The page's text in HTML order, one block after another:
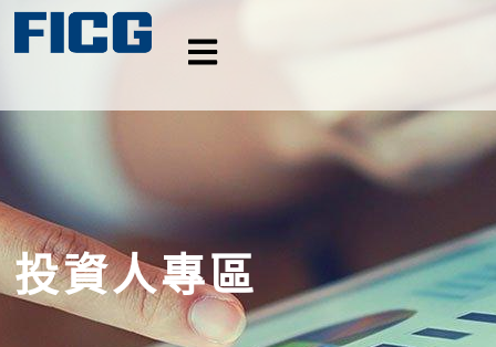
投資人專區